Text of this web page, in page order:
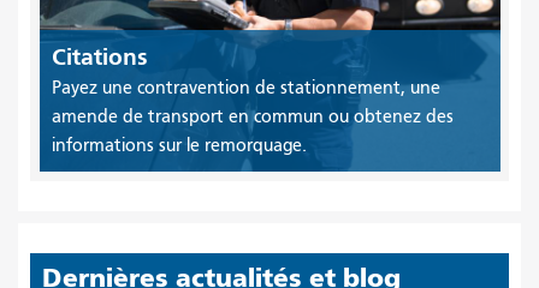
Citations
Payez une contravention de stationnement, une
amende de transport en commun ou obtenez des
informations sur le remorquage.
Dernières actualités et blog